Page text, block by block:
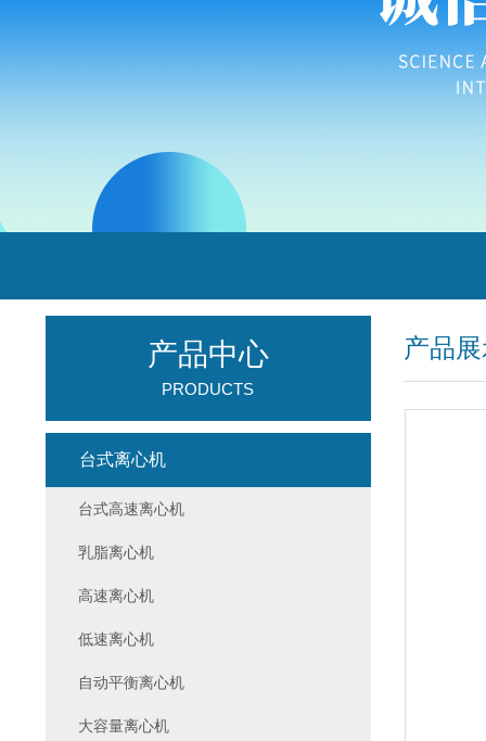
产品
产品中心
PRODUCTS
台式离心机
台式高速离心机
乳脂离心机
高速离心机
低速离心机
自动平衡离心机
大容量离心机